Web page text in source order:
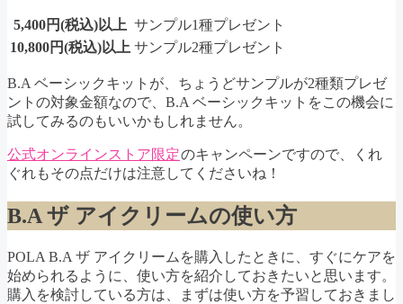
5,400円(税込)以上 サンプル1種プレゼント
10,800円(税込)以上 サンプル2種プレゼント
B.A ベーシックキットが、ちょうどサンプルが2種類プレゼ
ントの対象金額なので、B.A ベーシックキットをこの機会に
試してみるのもいいかもしれません。
公式オンラインストア限定のキャンペーンですので、くれ
ぐれもその点だけは注意してくださいね！
B.A ザ アイクリームの使い方
POLA B.A ザ アイクリームを購入したときに、すぐにケアを
始められるように、使い方を紹介しておきたいと思います。
購入を検討している方は、まずは使い方を予習しておきまし